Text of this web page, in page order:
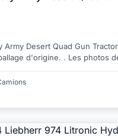
Desert Quad Gun Tractor . Vendu dans son
. Les photos devrait vous en dire